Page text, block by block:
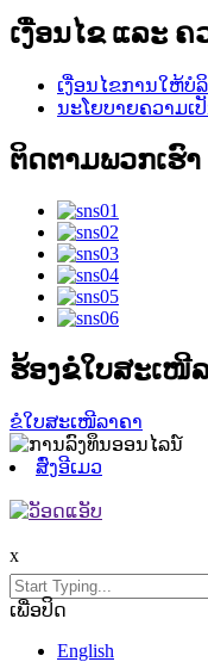
ເງື່ອນໄຂ ແລະ
ເງື່ອນໄຂການໃຫ້ບໍ
ນະໂຍບາຍຄວາມເ
ຕິດຕາມພວກເຮົາ
ຮ້ອງຂໍໃບສະເໜີ
ຂໍໃບສະເໜີລາຄາ
ສົ່ງອີເມວ
x
ເພື່ອປິດ
English